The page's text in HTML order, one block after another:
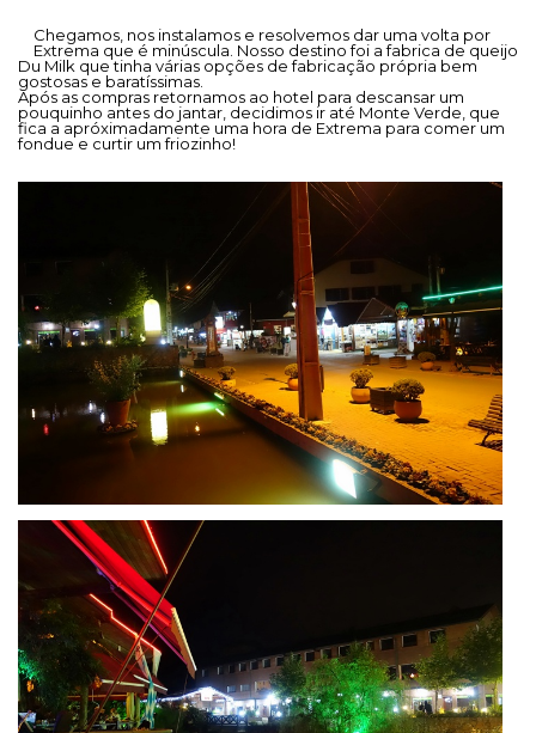
Chegamos, nos instalamos e resolvemos dar uma volta por
Extrema que é minúscula. Nosso destino foi a fabrica de queijo
Du Milk que tinha várias opções de fabricação própria bem
gostosas e baratíssimas.
Após as compras retornamos ao hotel para descansar um
pouquinho antes do jantar, decidimos ir até Monte Verde, que
fica a apróximadamente uma hora de Extrema para comer um
fondue e curtir um friozinho!